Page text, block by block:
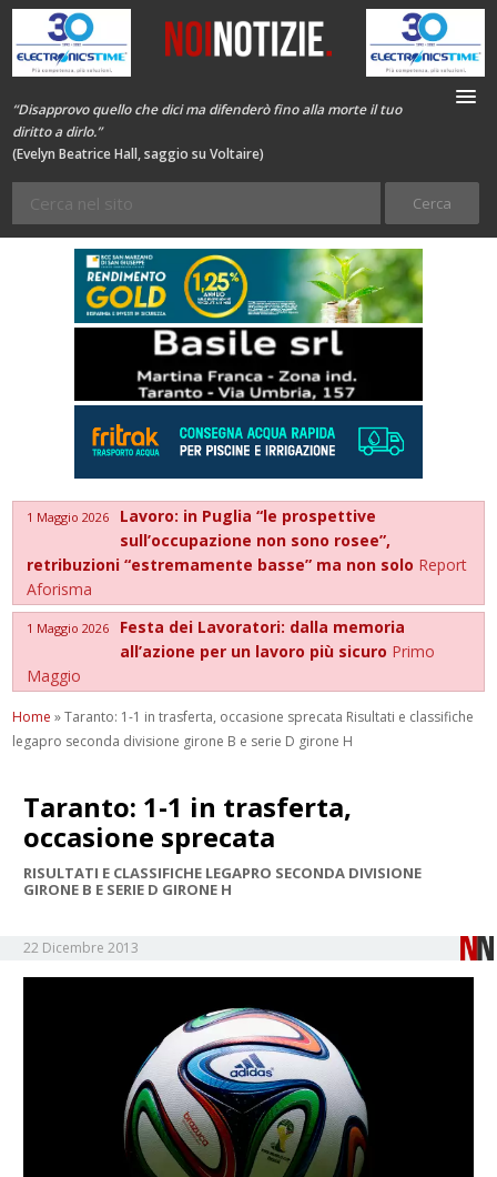
“Disapprovo quello che dici ma difenderò fino alla morte il tuo
diritto a dirlo.”
(Evelyn Beatrice Hall, saggio su Voltaire)
1 Maggio 2026
Lavoro: in Puglia “le prospettive
sull’occupazione non sono rosee”,
retribuzioni “estremamente basse” ma non solo Report
Aforisma
1 Maggio 2026
Festa dei Lavoratori: dalla memoria
all’azione per un lavoro più sicuro Primo
Maggio
Home »Taranto: 1-1 in trasferta, occasione sprecata Risultati e classifiche
legapro seconda divisione girone B e serie D girone H
Taranto: 1-1 in trasferta,
occasione sprecata
RISULTATI E CLASSIFICHE LEGAPRO SECONDA DIVISIONE
GIRONE B E SERIE D GIRONE H
22 Dicembre 2013